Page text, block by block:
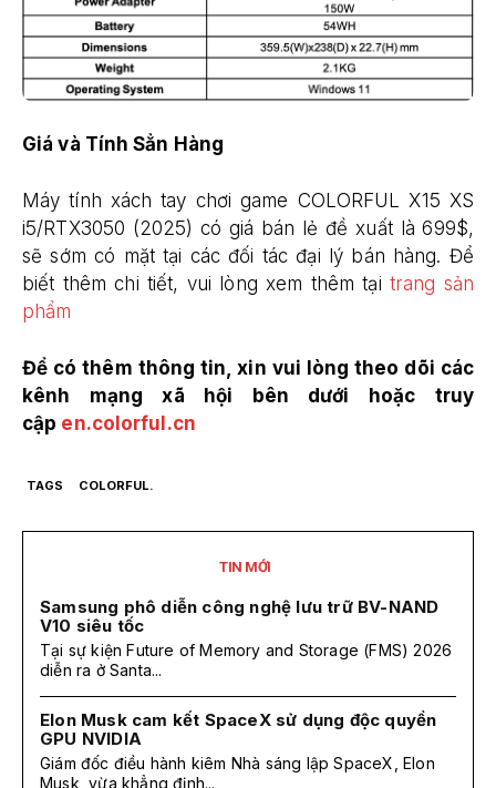
Giá và Tính Sẳn Hàng
Máy tính xách tay chơi game COLORFUL X15 XS
i5/RTX3050 (2025) có giá bán lẻ đề xuất là 699$,
sẽ sớm có mặt tại các đối tác đại lý bán hàng. Để
biết thêm chi tiết, vui lòng xem thêm tại trang sản
phẩm
Để có thêm thông tin, xin vui lòng theo dõi các
kênh mạng xã hội bên dưới hoặc truy
cập en.colorful.cn
TAGS COLORFUL.
TIN MỚI
Samsung phô diễn công nghệ lưu trữ BV-NAND
V10 siêu tốc
Tại sự kiện Future of Memory and Storage (FMS) 2026
diễn ra ở Santa...
Elon Musk cam kết SpaceX sử dụng độc quyền
GPU NVIDIA
Giám đốc điều hành kiêm Nhà sáng lập SpaceX, Elon
Musk, vừa khẳng định...